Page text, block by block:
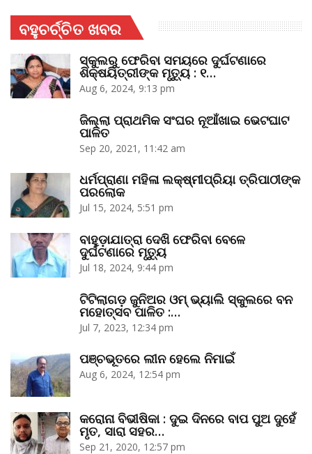
ବହୁଚର୍ଚ୍ଚିତ ଖବର
ସ୍କୁଲରୁ ଫେରିବା ସମୟରେ ଦୁର୍ଘଟଣାରେ
ଶିକ୍ଷୟିତ୍ରୀଙ୍କ ମୃତ୍ୟୁ : ୧…
Aug 6, 2024, 9:13 pm
ଜିଲ୍ଲା ପ୍ରାଥମିକ ସଂଘର ନୂଆଁଖାଇ ଭେଟଘାଟ
ପାଳିତ
Sep 20, 2021, 11:42 am
ଧର୍ମପ୍ରାଣା ମହିଳା ଲକ୍ଷ୍ମୀପ୍ରିୟା ତ୍ରିପାଠୀଙ୍କ
ପରଲୋକ
Jul 15, 2024, 5:51 pm
ବାହୁଡ଼ାଯାତ୍ରା ଦେଖି ଫେରିବା ବେଳେ
ଦୁର୍ଘଟଣାରେ ମୃତ୍ୟୁ
Jul 18, 2024, 9:44 pm
ଟିଟିଲାଗଡ଼ ଜୁନିଅର ଓମ୍‌ ଭ୍ୟାଲି ସ୍କୁଲରେ ବନ
ମହୋତ୍ସବ ପାଳିତ :…
Jul 7, 2023, 12:34 pm
ପଞ୍ଚଭୂତରେ ଲୀନ ହେଲେ ନିମାଇଁ
Aug 6, 2024, 12:54 pm
କରୋନା ବିଭୀଷିକା : ଦୁଇ ଦିନରେ ବାପ ପୁଅ ଦୁହେଁ
ମୃତ, ସାରା ସହର…
Sep 21, 2020, 12:57 pm